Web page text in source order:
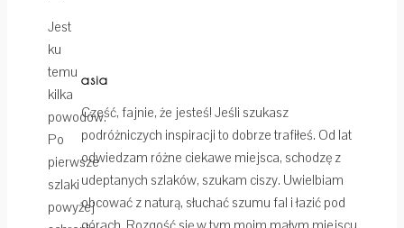
Jest
ku
temu
kilka
powodów.
Po
pierwsze
szlaki
powyżej
asia
Cześć, fajnie, że jesteś! Jeśli szukasz
podróżniczych inspiracji to dobrze trafiłeś. Od lat
odwiedzam różne ciekawe miejsca, schodzę z
udeptanych szlaków, szukam ciszy. Uwielbiam
obcować z naturą, słuchać szumu fal i łazić pod